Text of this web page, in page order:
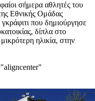
σήμερα αθλητές του
Εθνικής Ομάδας
που δημιούργησε
δίπλα στο
ηλικία, στην